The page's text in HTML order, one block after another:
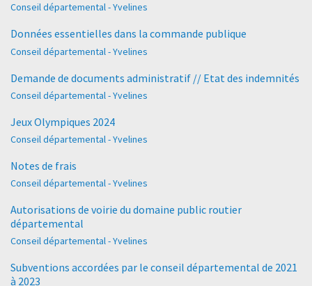
Conseil départemental - Yvelines
Données essentielles dans la commande publique
Conseil départemental - Yvelines
Demande de documents administratif // Etat des indemnités
Conseil départemental - Yvelines
Jeux Olympiques 2024
Conseil départemental - Yvelines
Notes de frais
Conseil départemental - Yvelines
Autorisations de voirie du domaine public routier
départemental
Conseil départemental - Yvelines
Subventions accordées par le conseil départemental de 2021
à 2023